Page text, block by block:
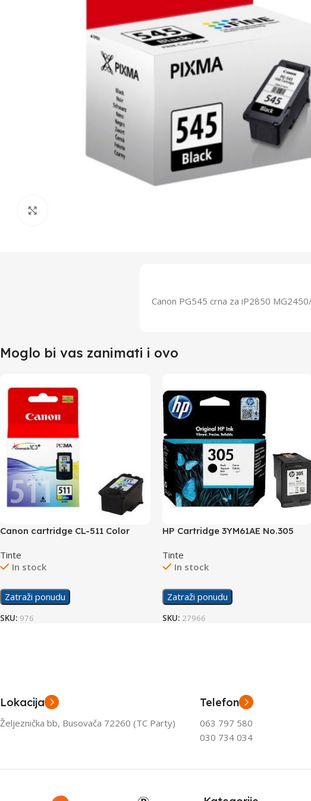
Canon PG545 crna za iP2850
Moglo bi vas zanimati i ovo
Canon cartridge CL-511 Color
Tinte
In stock
Zatraži ponudu
SKU: 976
HP Cartridge 3YM61AE No.305
Tinte
In stock
Zatraži ponudu
SKU: 27966
Lokacija
Željeznička bb, Busovača 72260 (TC Party)
Telefon
063 797 580
030 734 034